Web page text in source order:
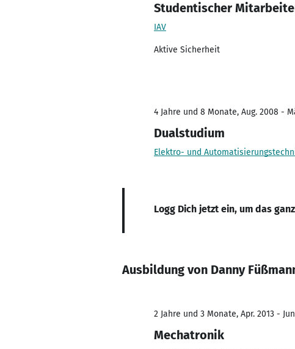
Studentischer
IAV
Aktive Sicherheit
4 Jahre und 8 Monate, Aug. 2008 -
Dualstudium
Elektro- und
Logg Dich jetzt ein, um das
Ausbildung von Danny
2 Jahre und 3 Monate, Apr. 2013 -
Mechatronik